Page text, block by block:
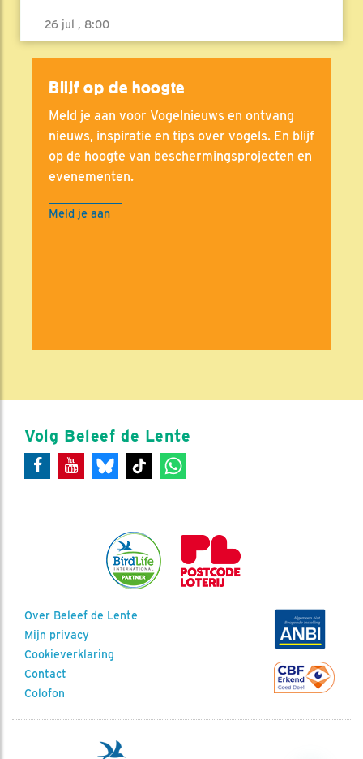
26 jul , 8:00
Blijf op de hoogte
Meld je aan voor Vogelnieuws en ontvang
nieuws, inspiratie en tips over vogels. En blijf
op de hoogte van beschermingsprojecten en
evenementen.
Meld je aan
Volg Beleef de Lente
Over Beleef de Lente
Mijn privacy
Cookieverklaring
Contact
Colofon